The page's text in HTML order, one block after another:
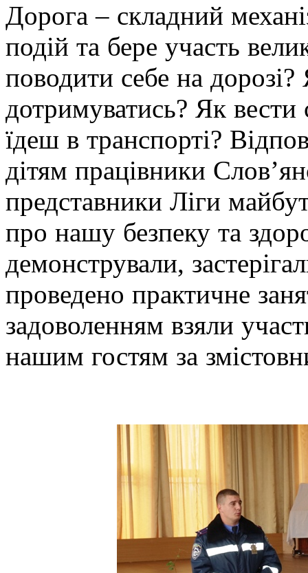
Дорога – складний
подій та бере участь
поводити себе на
дотримуватись? Як
їдеш в транспорті?
дітям працівники
представники Ліги
про нашу безпеку та
демонстрували,
проведено практичне
задоволенням взяли
нашим гостям за